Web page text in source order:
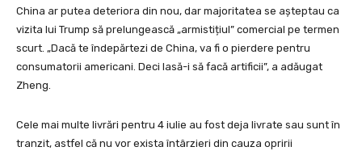
China ar putea deteriora din nou, dar majoritatea se așteptau ca
vizita lui Trump să prelungească „armistițiul” comercial pe termen
scurt. „Dacă te îndepărtezi de China, va fi o pierdere pentru
consumatorii americani. Deci lasă-i să facă artificii”, a adăugat
Zheng.
Cele mai multe livrări pentru 4 iulie au fost deja livrate sau sunt în
tranzit, astfel că nu vor exista întârzieri din cauza opririi